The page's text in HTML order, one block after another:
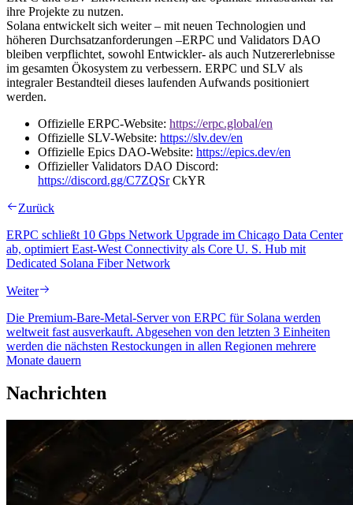
ihre Projekte zu nutzen.
Solana entwickelt sich weiter – mit neuen Technologien und
höheren Durchsatzanforderungen –ERPC und Validators DAO
bleiben verpflichtet, sowohl Entwickler- als auch Nutzererlebnisse
im gesamten Ökosystem zu verbessern. ERPC und SLV als
integraler Bestandteil dieses laufenden Aufwands positioniert
werden.
Offizielle ERPC-Website: https://erpc.global/en
Offizielle SLV-Website: https://slv.dev/en
Offizielle Epics DAO-Website: https://epics.dev/en
Offizieller Validators DAO Discord:
https://discord.gg/C7ZQSrCkYR
Zurück
ERPC schließt 10 Gbps Network Upgrade im Chicago Data Center
ab, optimiert East-West Connectivity als Core U. S. Hub mit
Dedicated Solana Fiber Network
Weiter
Die Premium-Bare-Metal-Server von ERPC für Solana werden
weltweit fast ausverkauft. Abgesehen von den letzten 3 Einheiten
werden die nächsten Restockungen in allen Regionen mehrere
Monate dauern
Nachrichten